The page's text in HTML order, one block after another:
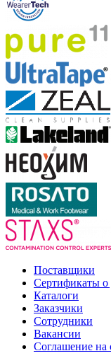
Поставщики
Сертификаты о
Каталоги
Заказчики
Сотрудники
Вакансии
Соглашение на